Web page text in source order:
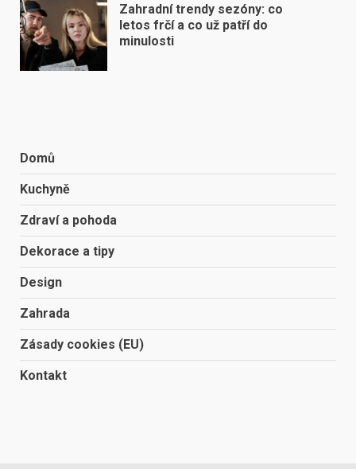
Zahradní trendy sezóny: co
letos frčí a co už patří do
minulosti
Domů
Kuchyně
Zdraví a pohoda
Dekorace a tipy
Design
Zahrada
Zásady cookies (EU)
Kontakt